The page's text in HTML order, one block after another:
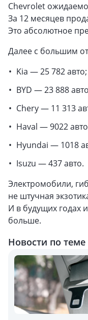
Chevrolet
За 12 месяцев
Это абсолютное
Далее с большим
Kia — 25 782 авто;
BYD — 23 888
Chery — 11 313
Haval — 9022
Hyundai — 1018
Isuzu — 437 авто.
Электромобили,
не штучная
И в будущих годах
больше.
Новости по теме